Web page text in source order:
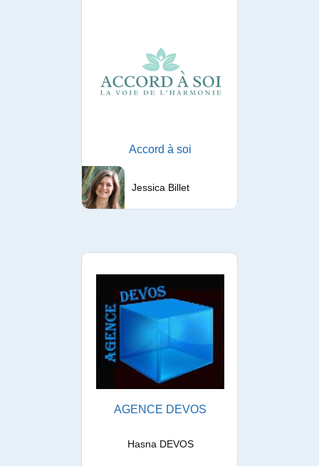
Accord à soi
Jessica Billet
AGENCE DEVOS
Hasna DEVOS